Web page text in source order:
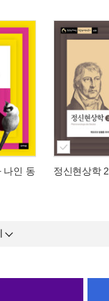
나인 동
정신현상학 2